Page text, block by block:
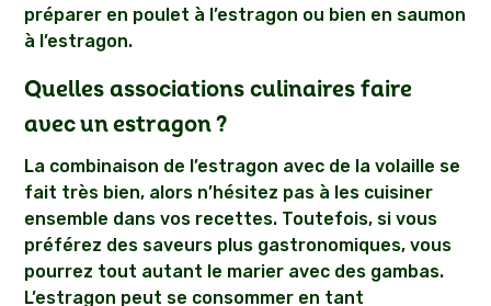
préparer en poulet à l’estragon ou bien en saumon
à l’estragon.
Quelles associations culinaires faire
avec un estragon ?
La combinaison de l’estragon avec de la volaille se
fait très bien, alors n’hésitez pas à les cuisiner
ensemble dans vos recettes. Toutefois, si vous
préférez des saveurs plus gastronomiques, vous
pourrez tout autant le marier avec des gambas.
L’estragon peut se consommer en tant